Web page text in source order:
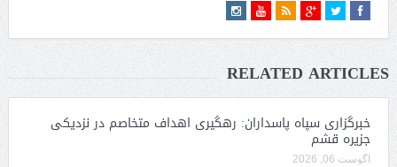
RELATED ARTICLES
خبرگزاری سپاه پاسداران: رهگیری اهداف متخاصم در نزدیکی
جزیره قشم
آگوست 06, 2026